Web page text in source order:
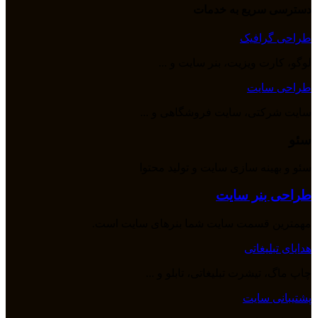
طراحی گرافیک
طراحی سایت
طراحی بنر سایت
هدایای تبلیغاتی
پشتیبانی سایت